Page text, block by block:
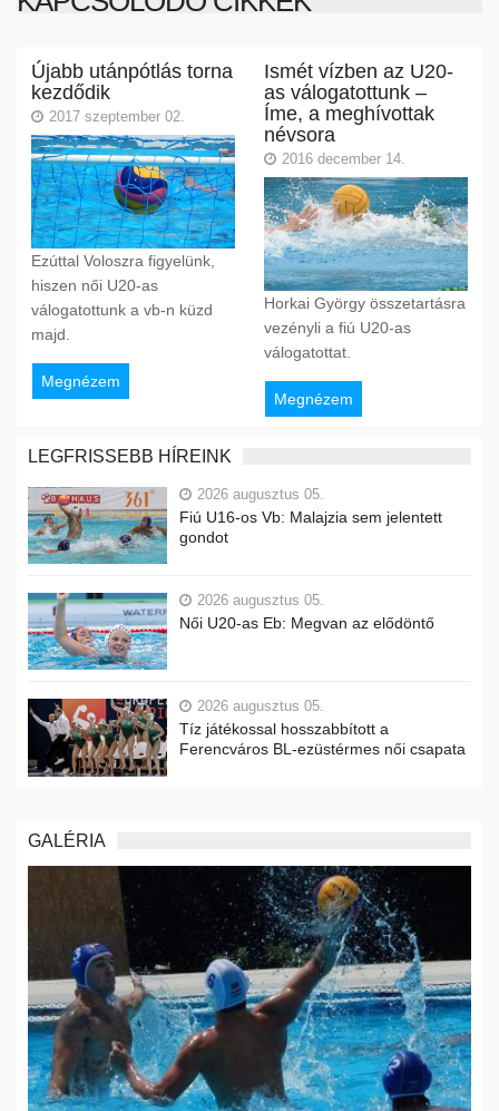
Újabb utánpótlás torna
kezdődik
2017 szeptember 02.
Ezúttal Voloszra figyelünk,
hiszen női U20-as
válogatottunk a vb-n küzd
majd.
Megnézem
Ismét vízben az U20-
as válogatottunk –
Íme, a meghívottak
névsora
2016 december 14.
Horkai György összetartásra
vezényli a fiú U20-as
válogatottat.
Megnézem
LEGFRISSEBB HÍREINK
2026 augusztus 05.
Fiú U16-os Vb: Malajzia sem jelentett
gondot
2026 augusztus 05.
Női U20-as Eb: Megvan az elődöntő
2026 augusztus 05.
Tíz játékossal hosszabbított a
Ferencváros BL-ezüstérmes női csapata
GALÉRIA